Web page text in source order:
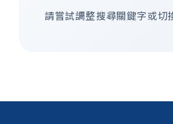
請嘗試調整搜尋關鍵字或切